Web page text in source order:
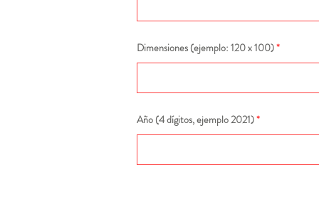
Dimensiones (ejemplo: 120 x 100)
Año (4 dígitos, ejemplo 2021)